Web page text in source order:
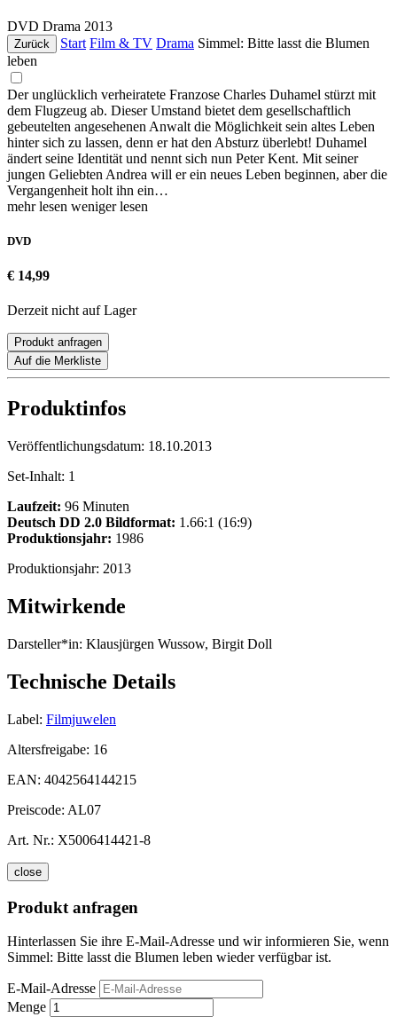
DVD Drama 2013
Zurück Start Film & TV Drama Simmel: Bitte lasst die Blumen
leben
Der unglücklich verheiratete Franzose Charles Duhamel stürzt mit
dem Flugzeug ab. Dieser Umstand bietet dem gesellschaftlich
gebeutelten angesehenen Anwalt die Möglichkeit sein altes Leben
hinter sich zu lassen, denn er hat den Absturz überlebt! Duhamel
ändert seine Identität und nennt sich nun Peter Kent. Mit seiner
jungen Geliebten Andrea will er ein neues Leben beginnen, aber die
Vergangenheit holt ihn ein…
mehr lesen weniger lesen
DVD
€ 14,99
Derzeit nicht auf Lager
Produkt anfragen
Auf die Merkliste
Produktinfos
Veröffentlichungsdatum: 18.10.2013
Set-Inhalt: 1
Laufzeit: 96 Minuten
Deutsch DD 2.0 Bildformat: 1.66:1 (16:9)
Produktionsjahr: 1986
Produktionsjahr: 2013
Mitwirkende
Darsteller*in: Klausjürgen Wussow, Birgit Doll
Technische Details
Label: Filmjuwelen
Altersfreigabe: 16
EAN: 4042564144215
Preiscode: AL07
Art. Nr.: X5006414421-8
close
Produkt anfragen
Hinterlassen Sie ihre E-Mail-Adresse und wir informieren Sie, wenn
Simmel: Bitte lasst die Blumen leben wieder verfügbar ist.
E-Mail-Adresse
Menge